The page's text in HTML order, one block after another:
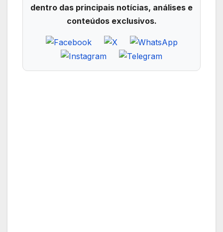
dentro das principais notícias, análises e
conteúdos exclusivos.